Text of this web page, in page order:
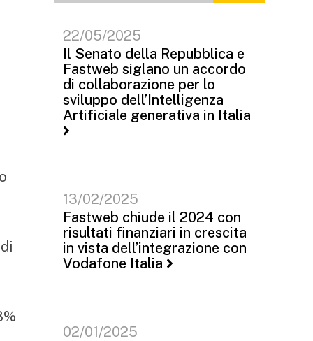
22/05/2025
Il Senato della Repubblica e
Fastweb siglano un accordo
di collaborazione per lo
sviluppo dell’Intelligenza
Artificiale generativa in Italia
13/02/2025
Fastweb chiude il 2024 con
risultati finanziari in crescita
in vista dell’integrazione con
Vodafone Italia
02/01/2025